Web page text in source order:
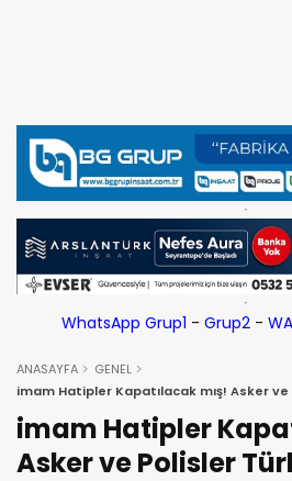
WhatsApp Grup1 - Grup2-
ANASAYFA
GENEL
imam Hatipler Kapatılacak mış! Asker
Olacak mış!
imam Hatipler
Asker ve Polisler